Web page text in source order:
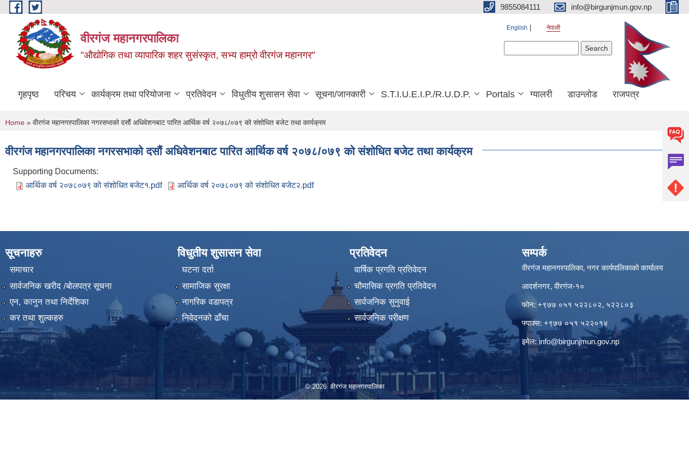
Skip to main content 9855084111 info@birgunjmun.gov.np
वीरगंज महानगरपालिका
"औद्योगिक तथा व्यापारिक शहर सुसंस्कृत, सभ्य हाम्रो वीरगंज महानगर"
English नेपाली
गृहपृष्ठ परिचय कार्यक्रम तथा परियोजना प्रतिवेदन विधुतीय शुसासन सेवा सूचना/जानकारी S.T.I.U.E.I.P./R.U.D.P. Portals ग्यालरी डाउन्लोड राजपत्र
You are here
Home » वीरगंज महानगरपालिका नगरसभाको दसौं अधिवेशनबाट पारित आर्थिक वर्ष २०७८/०७९ को संशोधित बजेट तथा कार्यक्रम
वीरगंज महानगरपालिका नगरसभाको दसौं अधिवेशनबाट पारित आर्थिक वर्ष २०७८/०७९ को संशोधित बजेट तथा कार्यक्रम
Supporting Documents:
आर्थिक वर्ष २०७८०७९ को संशोधित बजेट१.pdf
आर्थिक वर्ष २०७८०७९ को संशोधित बजेट२.pdf
सूचनाहरु
समाचार
सार्वजनिक खरीद /बोलपत्र सूचना
एन, कानुन तथा निर्देशिका
कर तथा शुल्कहरु
विधुतीय शुसासन सेवा
घटना दर्ता
सामाजिक सुरक्षा
नागरिक वडापत्र
निवेदनको ढाँचा
प्रतिवेदन
वार्षिक प्रगति प्रतिवेदन
चौमासिक प्रगति प्रतिवेदन
सार्वजनिक सुनुवाई
सार्वजनिक परीक्षण
सम्पर्क
वीरगंज महानगरपालिका, नगर कार्यपालिकाको कार्यालय
आदर्शनगर, वीरगंज-१०
फोन: +९७७ ०५१ ५२२८०२, ५२२८०३
फ्याक्स: +९७७ ०५१ ५२२०१४
इमेल:info@birgunjmun.gov.np
© 2026 वीरगंज महानगरपालिका